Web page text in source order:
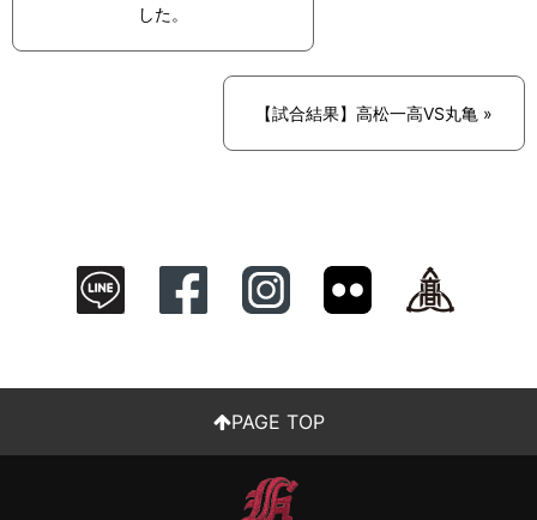
した。
【試合結果】高松一高VS丸亀 »
PAGE TOP